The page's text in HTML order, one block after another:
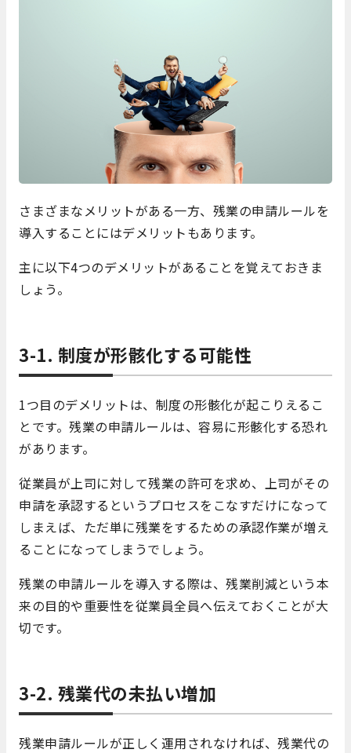
さまざまなメリットがある一方、残業の申請ルールを
導入することにはデメリットもあります。
主に以下4つのデメリットがあることを覚えておきま
しょう。
3-1. 制度が形骸化する可能性
1つ目のデメリットは、制度の形骸化が起こりえるこ
とです。残業の申請ルールは、容易に形骸化する恐れ
があります。
従業員が上司に対して残業の許可を求め、上司がその
申請を承認するというプロセスをこなすだけになって
しまえば、ただ単に残業をするための承認作業が増え
ることになってしまうでしょう。
残業の申請ルールを導入する際は、残業削減という本
来の目的や重要性を従業員全員へ伝えておくことが大
切です。
3-2. 残業代の未払い増加
残業申請ルールが正しく運用されなければ、残業代の